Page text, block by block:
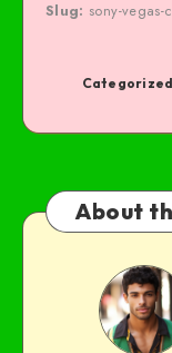
Slug: sony-
About